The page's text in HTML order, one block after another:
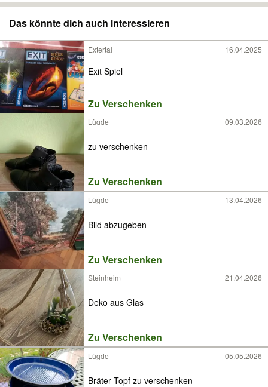
Das könnte dich auch interessieren
Extertal 16.04.2025
Exit Spiel
Zu Verschenken
Lügde 09.03.2026
zu verschenken
Zu Verschenken
Lügde 13.04.2026
Bild abzugeben
Zu Verschenken
Steinheim 21.04.2026
Deko aus Glas
Zu Verschenken
Lügde 05.05.2026
Bräter Topf zu verschenken